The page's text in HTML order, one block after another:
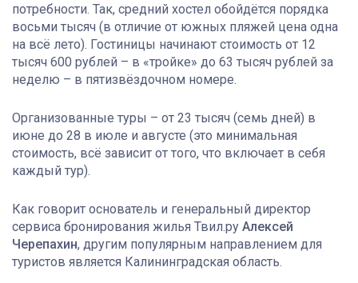
потребности. Так, средний хостел обойдётся порядка
восьми тысяч (в отличие от южных пляжей цена одна
на всё лето). Гостиницы начинают стоимость от 12
тысяч 600 рублей – в «тройке» до 63 тысяч рублей за
неделю – в пятизвёздочном номере.
Организованные туры – от 23 тысяч (семь дней) в
июне до 28 в июле и августе (это минимальная
стоимость, всё зависит от того, что включает в себя
каждый тур).
Как говорит основатель и генеральный директор
сервиса бронирования жилья Твил.ру Алексей
Черепахин, другим популярным направлением для
туристов является Калининградская область.